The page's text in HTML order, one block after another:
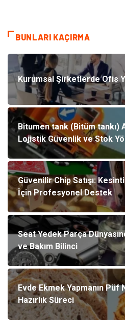
BUNLARI KAÇIRMA
Kurumsal Şirketlerde Ofis
Bitumen tank (Bitüm tankı)
Lojistik Güvenlik ve Stok
Güvenilir Chip Satışı:
İçin Profesyonel Destek
Seat Yedek Parça
ve Bakım Bilinci
Evde Ekmek Yapmanın Püf
Hazırlık Süreci